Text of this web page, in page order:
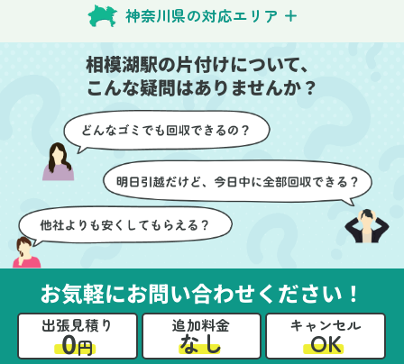
特に、物が散乱していた
部屋の整理や、細かなア
イテムの仕分けを迅速か
つ丁寧に対応していただ
けたのがありがたかった
です。家族それぞれが必
要なものを確認しながら
進めることができ、安心
感を持って作業をお任せ
できました。さらに、作
業終了後には部屋全体を
清掃していただき、まる
で新しい家のような清潔
感に感動しました。
ちらも安心感を持って作
壁や床を傷つけないよう
に細心の注意を払ってい
ただき、家全体がスムー
ズに片付いていくのがと
ても嬉しかったです。作
業が終わった後には、こ
ちらからお願いしなくて
も部屋を簡単に清掃して
いただけたのも好印象で
した。
いても教えていただき、
今後の片付けにも役立つ
知識が増えました。また
何かあれば、ぜひお願い
神奈川県の対応エリア
相模湖駅の片付けについて、
こんな疑問はありませんか？
お気軽にお問い合わせください！
出張見積り
0円
追加料金
なし
キャンセル
OK